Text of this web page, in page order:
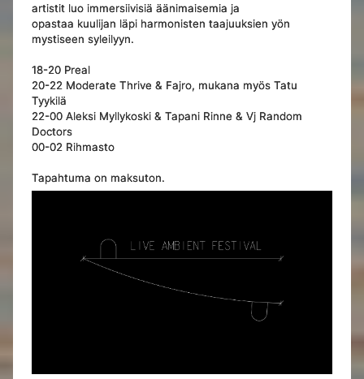
artistit luo immersiivisiä äänimaisemia ja
opastaa kuulijan läpi harmonisten taajuuksien yön
mystiseen syleilyyn.
18-20 Preal
20-22 Moderate Thrive & Fajro, mukana myös Tatu
Tyykilä
22-00 Aleksi Myllykoski & Tapani Rinne & Vj Random
Doctors
00-02 Rihmasto
Tapahtuma on maksuton.